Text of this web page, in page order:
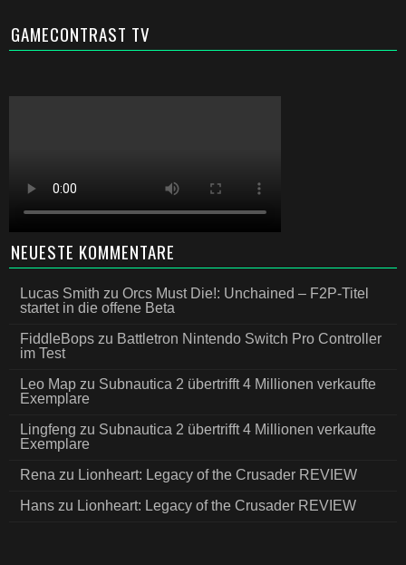
GAMECONTRAST TV
NEUESTE KOMMENTARE
Lucas Smith zu Orcs Must Die!: Unchained – F2P-Titel
startet in die offene Beta
FiddleBops zu Battletron Nintendo Switch Pro Controller
im Test
Leo Map zu Subnautica 2 übertrifft 4 Millionen verkaufte
Exemplare
Lingfeng zu Subnautica 2 übertrifft 4 Millionen verkaufte
Exemplare
Rena zu Lionheart: Legacy of the Crusader REVIEW
Hans zu Lionheart: Legacy of the Crusader REVIEW